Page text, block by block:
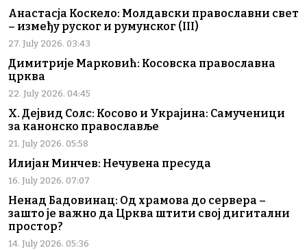
Анастасја Коскело: Молдавски православни свет
– између руског и румунског (III)
27. July 2026. 03:43
Димитрије Марковић: Косовска православна
црква
22. July 2026. 04:45
Х. Дејвид Солс: Косово и Украјина: Самученици
за канонско православље
21. July 2026. 05:58
Илијан Минчев: Нечувена пресуда
16. July 2026. 07:07
Ненад Бадовинац: Од храмова до сервера –
зашто је важно да Црква штити свој дигитални
простор?
14. July 2026. 05:36